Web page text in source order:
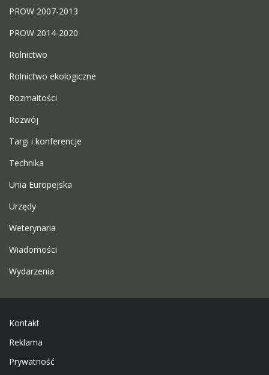
PROW 2007-2013
PROW 2014-2020
Rolnictwo
Rolnictwo ekologiczne
Rozmaitości
Rozwój
Targi i konferencje
Technika
Unia Europejska
Urzędy
Weterynaria
Wiadomości
Wydarzenia
Kontakt
Reklama
Prywatność